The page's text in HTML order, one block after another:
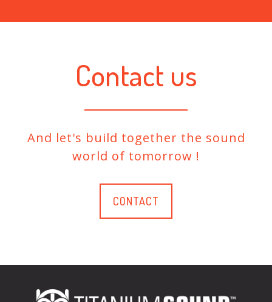
Contact us
And let's build together the sound
world of tomorrow !
CONTACT